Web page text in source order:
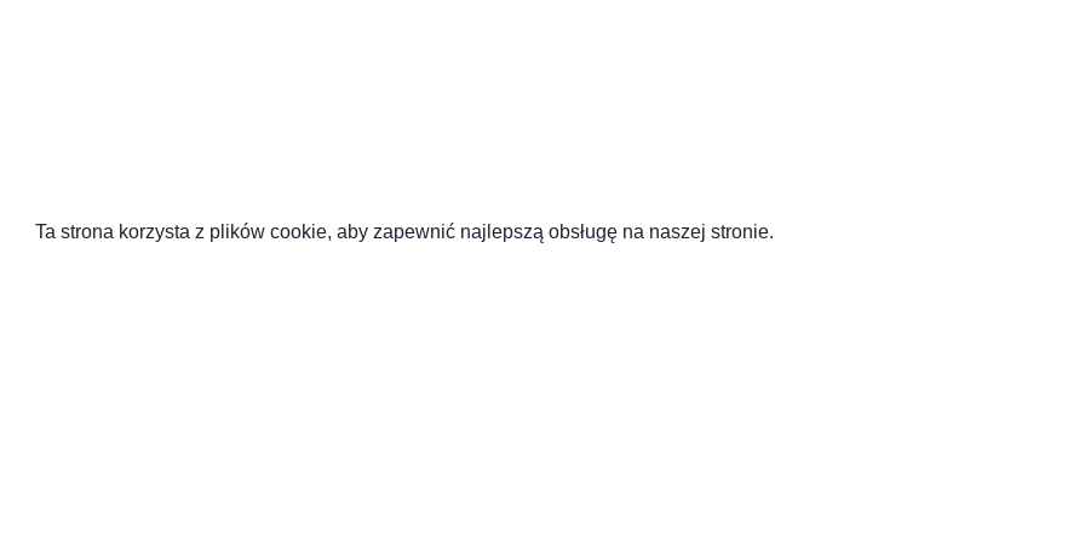
Ta strona korzysta z plików cookie, aby zapewnić najlepszą obsługę na naszej stronie.